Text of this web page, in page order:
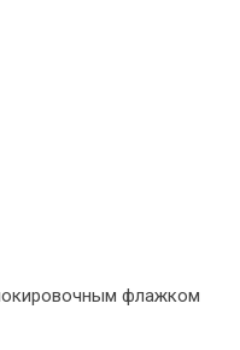
флажком